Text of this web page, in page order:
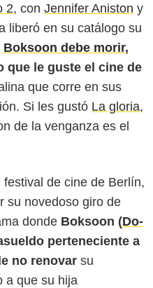
2, con Jennifer Aniston y
liberó en su catálogo su
Boksoon debe morir,
que le guste el cine de
que corre en sus
Si les gustó La gloria,
de la venganza es el
de cine de Berlín,
su novedoso giro de
donde Boksoon (Do-
perteneciente a
no renovar su
a que su hija